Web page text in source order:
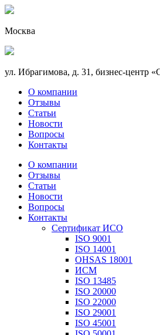
Москва
ул. Ибрагимова, д. 31, бизнес-центр
О компании
Отзывы
Статьи
Новости
Вопросы
Контакты
О компании
Отзывы
Статьи
Новости
Вопросы
Контакты
Сертификат ИСО
ISO 9001
ISO 14001
OHSAS 18001
ИСМ
ISO 13485
ISO 20000
ISO 22000
ISO 29001
ISO 45001